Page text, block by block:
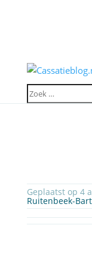
Geplaatst op 4
Ruitenbeek-Bart